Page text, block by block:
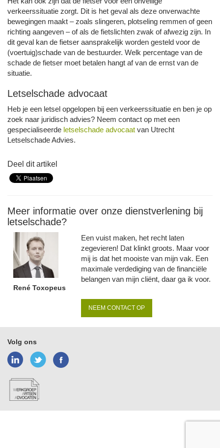
verkeerssituatie zorgt. Dit is het geval als deze onverwachte
bewegingen maakt – zoals slingeren, plotseling remmen of geen
richting aangeven – of als de fietslichten zwak of afwezig zijn. In
dit geval kan de fietser aansprakelijk worden gesteld voor de
(voertuig)schade van de bestuurder. Welk percentage van de
schade de fietser moet betalen hangt af van de ernst van de
situatie.
Letselschade advocaat
Heb je een letsel opgelopen bij een verkeerssituatie en ben je op
zoek naar juridisch advies? Neem contact op met een
gespecialiseerde letselschade advocaat van Utrecht
Letselschade Advies.
Deel dit artikel
Meer informatie over onze dienstverlening bij
letselschade?
René Toxopeus
Een vuist maken, het recht laten
zegevieren! Dat klinkt groots. Maar voor
mij is dat het mooiste van mijn vak. Een
maximale verdediging van de financiële
belangen van mijn cliënt, daar ga ik voor.
NEEM CONTACT OP
Volg ons